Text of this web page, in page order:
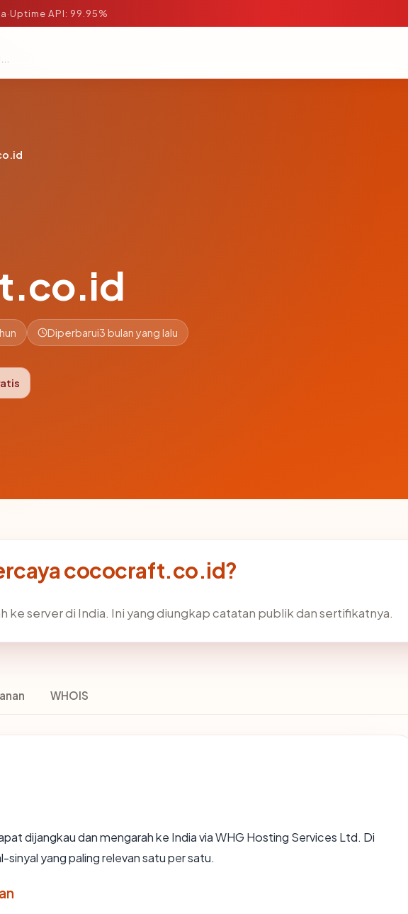
·Uptime API: 99.95%
PERIKSA APAKAH SEBUAH SITUS AMAN, TEPERCAYA, DAN TERVERIFIKASI DALAM HITUNGAN DETIK.
Diperbarui3 bulan yang lalu
cococraft.co.id?
ke server di India. Ini yang diungkap catatan publik dan sertifikatnya.
WHOIS
dijangkau dan mengarah ke India via WHG Hosting Services Ltd. Di
sinyal yang paling relevan satu per satu.